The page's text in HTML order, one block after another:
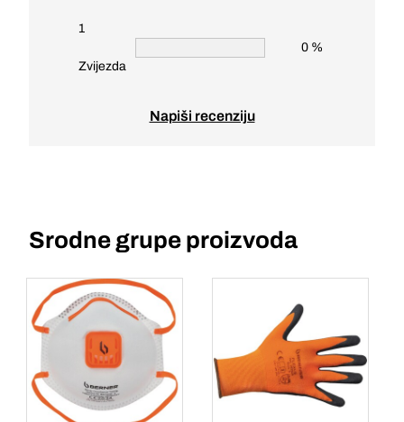
1
Zvijezda
0 %
Napiši recenziju
Srodne grupe proizvoda